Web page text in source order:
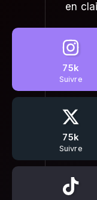
en
75k
Suivre
75k
Suivre